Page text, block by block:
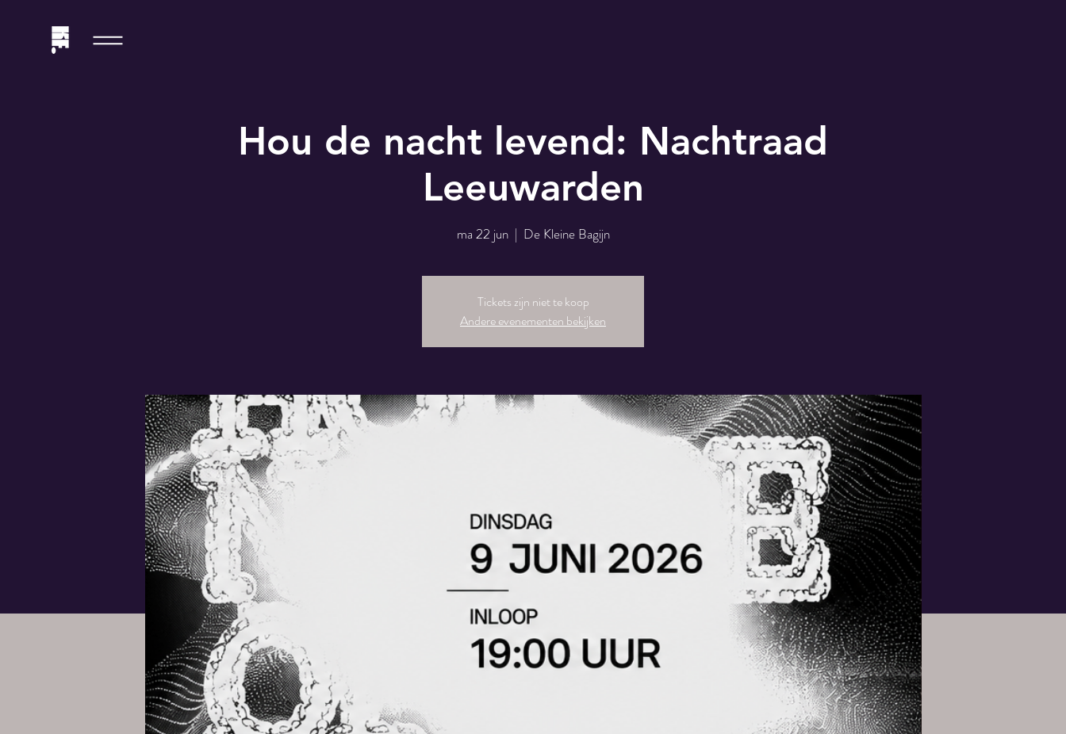
Hou de nacht levend: Nachtraad
Leeuwarden
ma 22 jun
  |
De Kleine Bagijn
Tickets zijn niet te koop
Andere evenementen bekijken